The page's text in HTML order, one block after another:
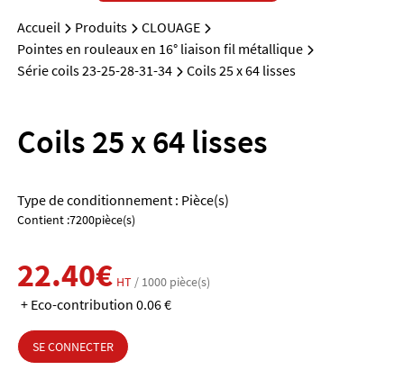
Accueil Produits
CLOUAGE
Pointes en rouleaux en 16° liaison fil métallique
Série coils 23-25-28-31-34
Coils 25 x 64 lisses
Coils 25 x 64 lisses
Type de conditionnement : Pièce(s)
Contient :7200pièce(s)
22.40€ HT / 1000 pièce(s)
+ Eco-contribution 0.06 €
SE CONNECTER